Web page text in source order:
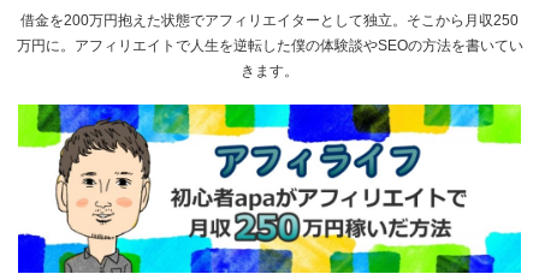
借金を200万円抱えた状態でアフィリエイターとして独立。そこから月収250
万円に。アフィリエイトで人生を逆転した僕の体験談やSEOの方法を書いてい
きます。